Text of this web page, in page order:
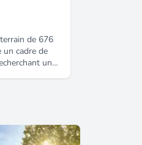
de 676
un cadre de
un
un secteur à
des
projet de